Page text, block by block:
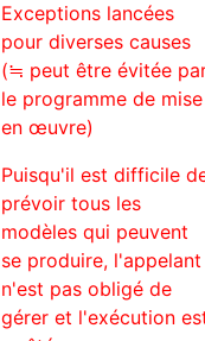
Exceptions lancées
pour diverses causes
(≒ peut être évitée
le programme de mise
en œuvre)
Puisqu'il est difficile
prévoir tous les
modèles qui peuvent
se produire, l'appelant
n'est pas obligé de
gérer et l'exécution